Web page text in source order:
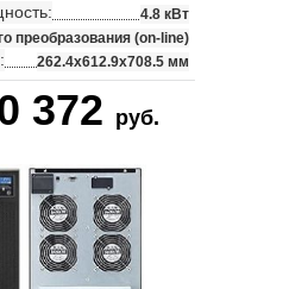
4.8 кВт
преобразования (on-line)
262.4x612.9x708.5 мм
372 руб.